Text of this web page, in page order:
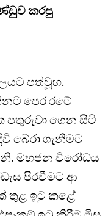
කරපු
පත්වූහ.
පෙර රටේ
පතුරුවා ගෙන සිටි
බේරා ගැනීමට
මහජන විරෝධය
පිරවීමට ආ
තුළ ඉටු කළේ